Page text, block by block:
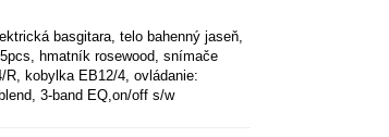
basgitara, telo bahenný jaseň,
hmatník rosewood, snímače
R, kobylka EB12/4, ovládanie:
3-band EQ,on/off s/w